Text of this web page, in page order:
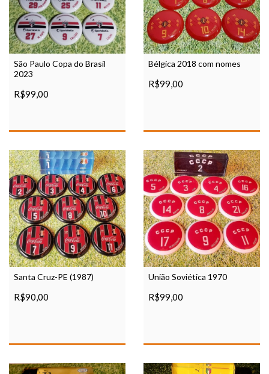
São Paulo Copa do Brasil
2023
R$99,00
Bélgica 2018 com nomes
R$99,00
Santa Cruz-PE (1987)
R$90,00
União Soviética 1970
R$99,00